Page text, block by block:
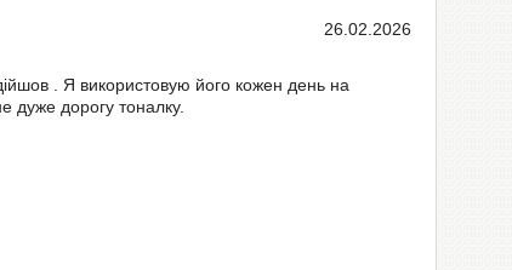
26.02.2026
. Я використовую його кожен день на
дуже дорогу тоналку.